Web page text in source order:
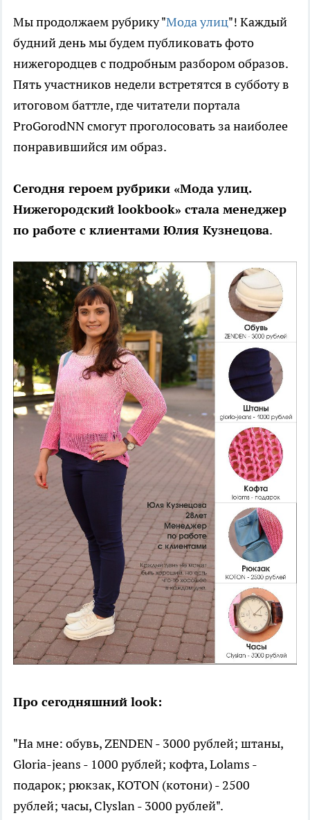
Мы продолжаем рубрику "Мода улиц"! Каждый
будний день мы будем публиковать фото
нижегородцев с подробным разбором образов.
Пять участников недели встретятся в субботу в
итоговом баттле, где читатели портала
ProGorodNN смогут проголосовать за наиболее
понравившийся им образ.
Сегодня героем рубрики «Мода улиц.
Нижегородский lookbook» стала менеджер
по работе с клиентами Юлия Кузнецова.
Про сегодняшний look:
"На мне: обувь, ZENDEN - 3000 рублей; штаны,
Gloria-jeans - 1000 рублей; кофта, Lolams -
подарок; рюкзак, KOTON (котони) - 2500
рублей; часы, Clyslan - 3000 рублей".